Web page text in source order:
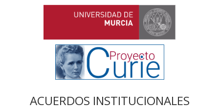
ACUERDOS INSTITUCIONALES